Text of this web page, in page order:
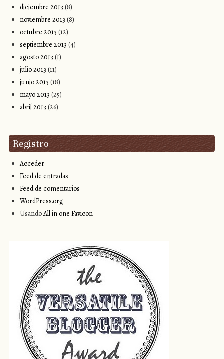
diciembre 2013 (8)
noviembre 2013 (8)
octubre 2013 (12)
septiembre 2013 (4)
agosto 2013 (1)
julio 2013 (11)
junio 2013 (18)
mayo 2013 (25)
abril 2013 (26)
Registro
Acceder
Feed de entradas
Feed de comentarios
WordPress.org
UsandoAll in one Favicon